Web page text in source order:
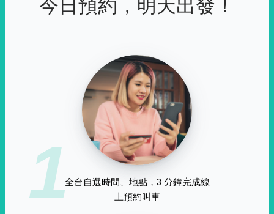
今日預約，明天出發！
1全台自選時間、地點，3 分鐘完成線
上預約叫車